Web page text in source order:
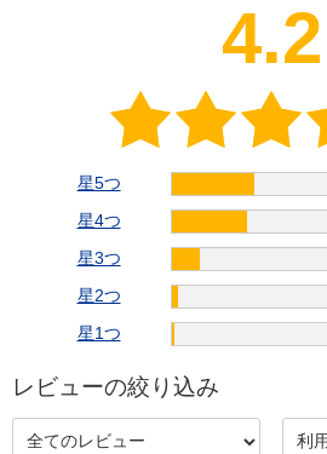
4.2
星5つ
星4つ
星3つ
星2つ
星1つ
レビューの絞り込み